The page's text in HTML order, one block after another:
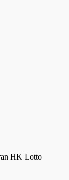
HK Lotto